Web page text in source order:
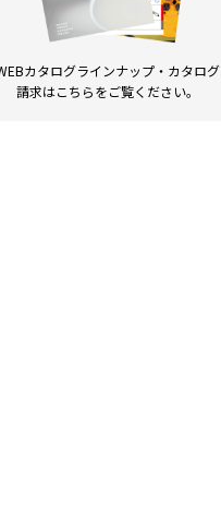
カタログラインナップ・ カタログ
請求はこちらをご覧ください。